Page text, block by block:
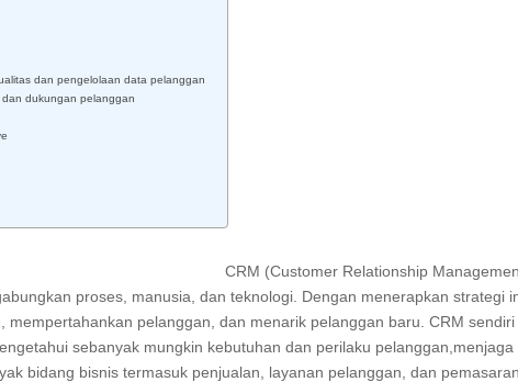
dan pengelolaan data pelanggan
dukungan pelanggan
CRM (Customer Relationship
proses, manusia, dan teknologi. Dengan menerapkan strategi
pelanggan, dan menarik pelanggan baru. CRM sendiri
sebanyak mungkin kebutuhan dan perilaku pelanggan,menjaga
bidang bisnis termasuk penjualan, layanan pelanggan, dan pemasaran.